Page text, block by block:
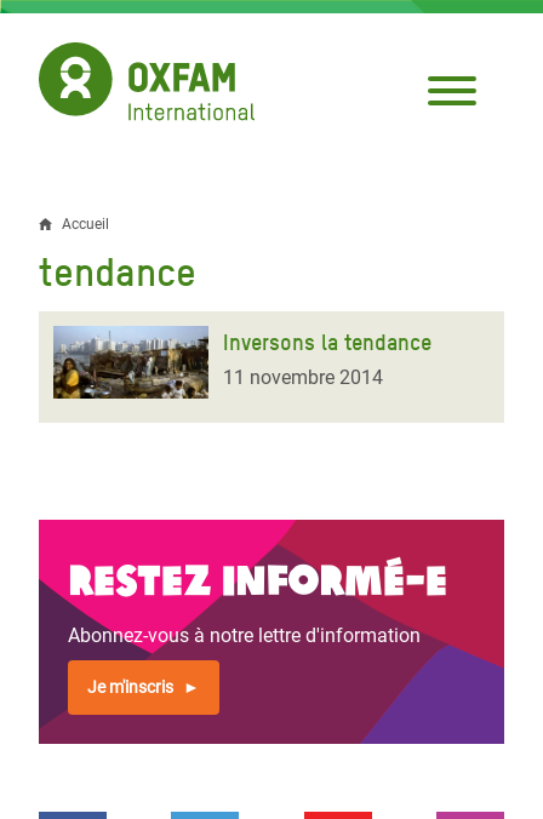
Aller
contenu
principal
Fil
d'Ariane
Accueil
tendance
Inversons la tendance
11 novembre 2014
Restez informé-e
Abonnez-vous à notre lettre d'information
Je m'inscris